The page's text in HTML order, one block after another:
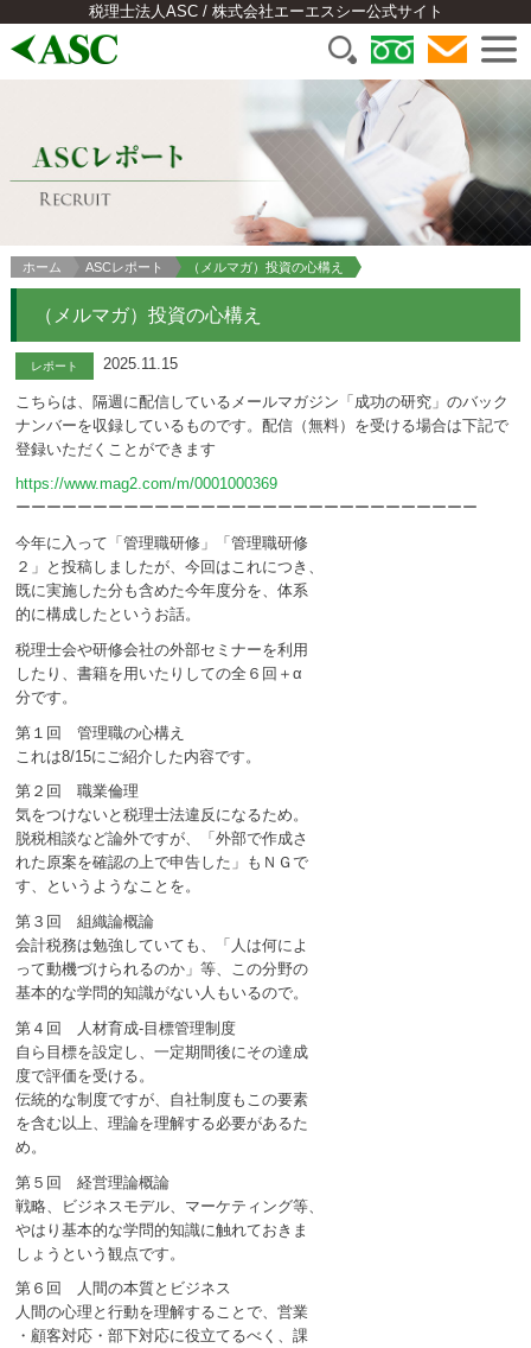
税理士法人ASC / 株式会社エーエスシー公式サイト
ホーム ASCレポート （メルマガ）投資の心構え
（メルマガ）投資の心構え
レポート 2025.11.15
こちらは、隔週に配信しているメールマガジン「成功の研究」のバック
ナンバーを収録しているものです。配信（無料）を受ける場合は下記で
登録いただくことができます
https://www.mag2.com/m/0001000369
ーーーーーーーーーーーーーーーーーーーーーーーーーーーーーー
今年に入って「管理職研修」「管理職研修
２」と投稿しましたが、今回はこれにつき、
既に実施した分も含めた今年度分を、体系
的に構成したというお話。
税理士会や研修会社の外部セミナーを利用
したり、書籍を用いたりしての全６回＋α
分です。
第１回 管理職の心構え
これは8/15にご紹介した内容です。
第２回 職業倫理
気をつけないと税理士法違反になるため。
脱税相談など論外ですが、「外部で作成さ
れた原案を確認の上で申告した」もＮＧで
す、というようなことを。
第３回 組織論概論
会計税務は勉強していても、「人は何によ
って動機づけられるのか」等、この分野の
基本的な学問的知識がない人もいるので。
第４回 人材育成-目標管理制度
自ら目標を設定し、一定期間後にその達成
度で評価を受ける。
伝統的な制度ですが、自社制度もこの要素
を含む以上、理論を理解する必要があるた
め。
第５回 経営理論概論
戦略、ビジネスモデル、マーケティング等、
やはり基本的な学問的知識に触れておきま
しょうという観点です。
第６回 人間の本質とビジネス
人間の心理と行動を理解することで、営業
・顧客対応・部下対応に役立てるべく、課